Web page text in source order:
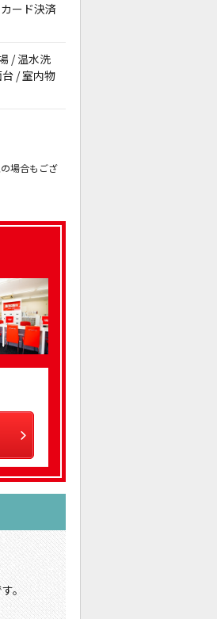
ード決済
/ 温水洗
/ 室内物
場合もござ
。